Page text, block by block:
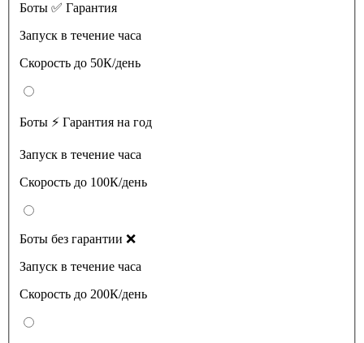
Боты ✅ Гарантия
Запуск в течение часа
Скорость до 50К/день
Боты ⚡️ Гарантия на год
Запуск в течение часа
Скорость до 100К/день
Боты без гарантии ❌
Запуск в течение часа
Скорость до 200К/день